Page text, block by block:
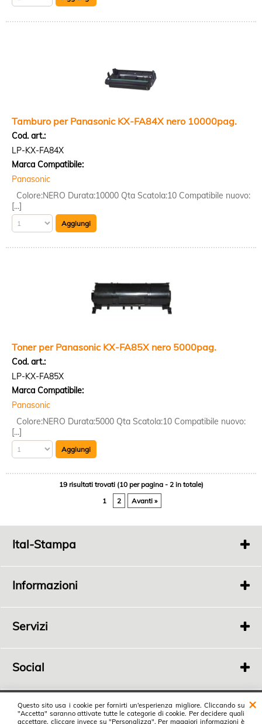
Questo sito usa i cookie per fornirti un'esperienza migliore. Cliccando su
"Accetta" saranno attivate tutte le categorie di cookie. Per decidere quali
accettare, cliccare invece su "Personalizza". Per maggiori informazioni è
Tamburo per Panasonic KX-FA84X nero 10000pag.
Cod. art.:
LP-KX-FA84X
Marca Compatibile:
Panasonic
Colore:NERO Durata:10000 Qta Scatola:10 Compatibile nuovo:
[...]
Toner per Panasonic KX-FA85X nero 5000pag.
Cod. art.:
LP-KX-FA85X
Marca Compatibile:
Panasonic
Colore:NERO Durata:5000 Qta Scatola:10 Compatibile nuovo:
[...]
19 risultati trovati (10 per pagina - 2 in totale)
1
2 Avanti »
Ital-Stampa
P.I.04198100408
Informazioni
Servizi
Social
Vai al blog